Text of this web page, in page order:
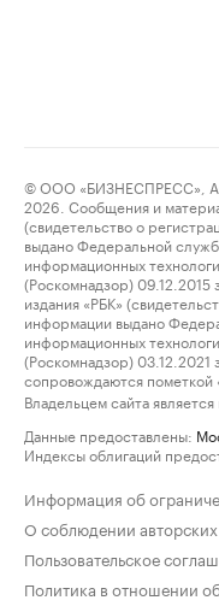
© ООО «БИЗНЕСПРЕСС»,
2026. Сообщения и
(свидетельство о
выдано Федеральной
информационных
(Роскомнадзор)
издания «РБК»
информации выдано
информационных
(Роскомнадзор)
сопровождаются пометкой
Владельцем сайта
Данные предоставлены:
Индексы облигаций
Информация об
О соблюдении
Пользовательское
Политика в отношении